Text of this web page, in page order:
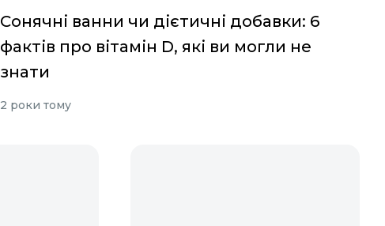
Сонячні ванни чи дієтичні добавки: 6
фактів про вітамін D, які ви могли не
знати
2 роки тому